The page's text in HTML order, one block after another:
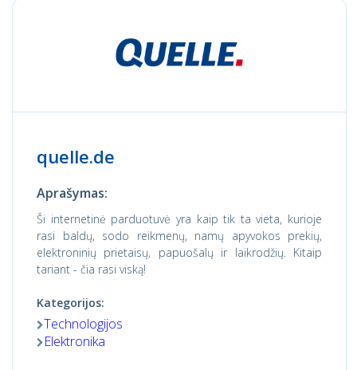
quelle.de
Aprašymas:
Ši internetinė parduotuvė yra kaip tik ta vieta, kurioje
rasi baldų, sodo reikmenų, namų apyvokos prekių,
elektroninių prietaisų, papuošalų ir laikrodžių. Kitaip
tariant - čia rasi viską!
Kategorijos:
Technologijos
Elektronika